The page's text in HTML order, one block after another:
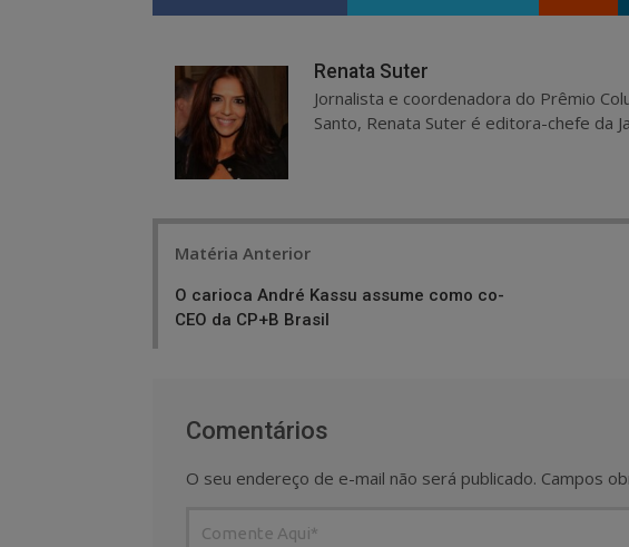
Renata Suter
Jornalista e coordenadora do Prêmio
Santo, Renata Suter é editora-chefe da
Matéria Anterior
O carioca André Kassu assume como co-
CEO da CP+B Brasil
Comentários
O seu endereço de e-mail não será publicado. Campos